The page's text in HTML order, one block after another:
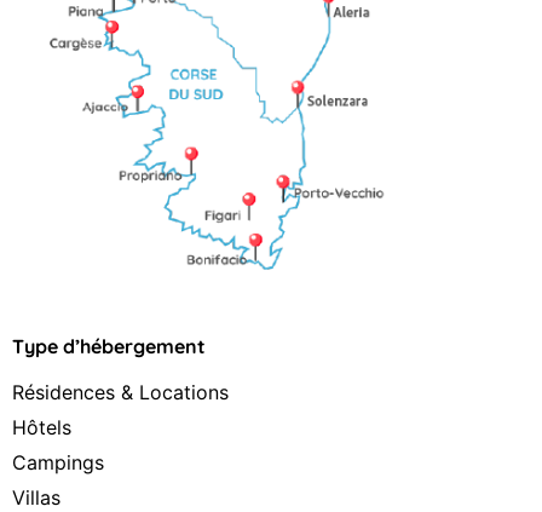
Type d’hébergement
Résidences & Locations
Hôtels
Campings
Villas